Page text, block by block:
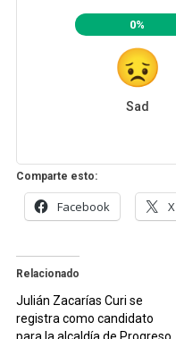
0%
Sad
Comparte esto:
Facebook X
Relacionado
Julián Zacarías Curi se
registra como candidato